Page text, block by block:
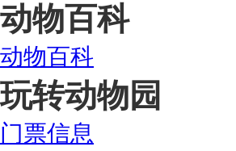
动物百科
动物百科
玩转动物园
门票信息